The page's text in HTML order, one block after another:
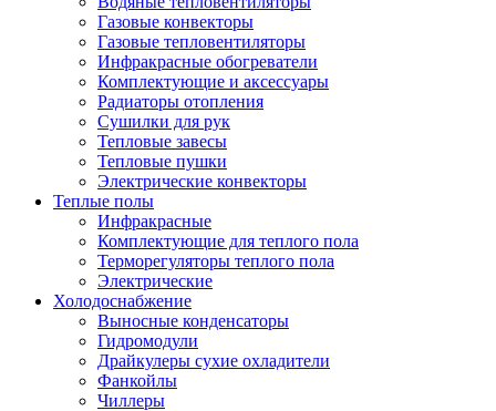
Газовые конвекторы
Газовые тепловентиляторы
Инфракрасные обогреватели
Комплектующие и аксессуары
Радиаторы отопления
Сушилки для рук
Тепловые завесы
Тепловые пушки
Электрические конвекторы
Теплые полы
Инфракрасные
Комплектующие для теплого пола
Терморегуляторы теплого пола
Электрические
Холодоснабжение
Выносные конденсаторы
Гидромодули
Драйкулеры сухие охладители
Фанкойлы
Чиллеры